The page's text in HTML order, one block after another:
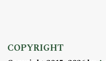
COPYRIGHT